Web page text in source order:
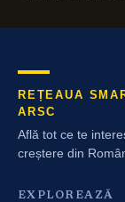
REȚEAUA
ARSC
Află tot ce te
creștere din
EXPLOREAZĂ